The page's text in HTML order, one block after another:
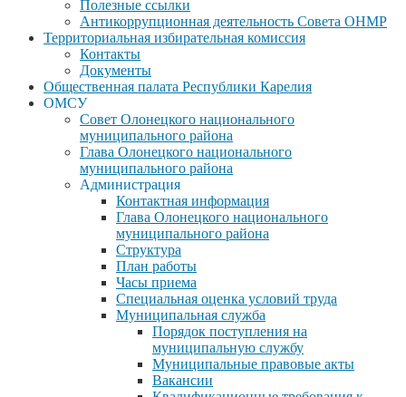
Полезные ссылки
Антикоррупционная деятельность Совета ОНМР
Территориальная избирательная комиссия
Контакты
Документы
Общественная палата Республики Карелия
ОМСУ
Совет Олонецкого национального
муниципального района
Глава Олонецкого национального
муниципального района
Администрация
Контактная информация
Глава Олонецкого национального
муниципального района
Структура
План работы
Часы приема
Специальная оценка условий труда
Муниципальная служба
Порядок поступления на
муниципальную службу
Муниципальные правовые акты
Вакансии